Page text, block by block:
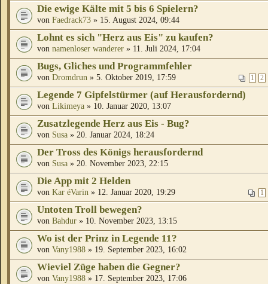
Die ewige Kälte mit 5 bis 6 Spielern?
von Faedrack73 » 15. August 2024, 09:44
Lohnt es sich "Herz aus Eis" zu kaufen?
von namenloser wanderer » 11. Juli 2024, 17:04
Bugs, Gliches und Programmfehler
1 2
von Dromdrun » 5. Oktober 2019, 17:59
Legende 7 Gipfelstürmer (auf Herausfordernd)
von Likimeya » 10. Januar 2020, 13:07
Zusatzlegende Herz aus Eis - Bug?
von Susa » 20. Januar 2024, 18:24
Der Tross des Königs herausfordernd
von Susa » 20. November 2023, 22:15
Die App mit 2 Helden
1
von Kar éVarin » 12. Januar 2020, 19:29
Untoten Troll bewegen?
von Bahdur » 10. November 2023, 13:15
Wo ist der Prinz in Legende 11?
von Vany1988 » 19. September 2023, 16:02
Wieviel Züge haben die Gegner?
von Vany1988 » 17. September 2023, 17:06